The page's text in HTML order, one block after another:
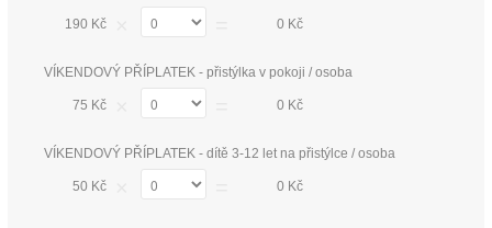
190 Kč 0 Kč
VÍKENDOVÝ PŘÍPLATEK - přistýlka v pokoji / osoba
75 Kč 0 Kč
VÍKENDOVÝ PŘÍPLATEK - dítě 3-12 let na přistýlce / osoba
50 Kč 0 Kč